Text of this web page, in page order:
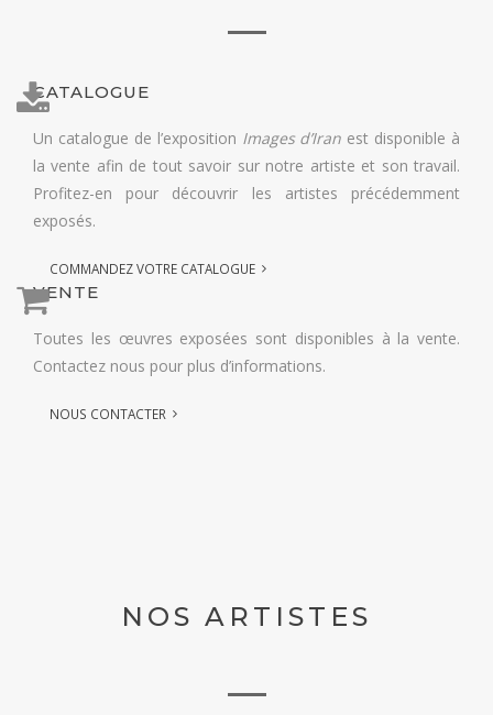
CATALOGUE
Un catalogue de l’exposition Images d’Iran est disponible à
la vente afin de tout savoir sur notre artiste et son travail.
Profitez-en pour découvrir les artistes précédemment
exposés.
COMMANDEZ VOTRE CATALOGUE
VENTE
Toutes les œuvres exposées sont disponibles à la vente.
Contactez nous pour plus d’informations.
NOUS CONTACTER
NOS ARTISTES